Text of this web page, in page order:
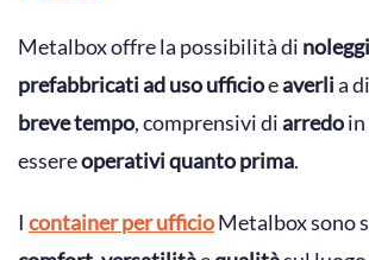
Metalbox offre la possibilità di
prefabbricati ad uso ufficioeaverlia
breve tempo, comprensivi diarredoin
essereoperativi quanto prima.
I container per ufficioMetalbox sono